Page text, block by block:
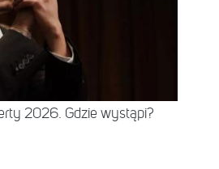
2026. Gdzie wystąpi?